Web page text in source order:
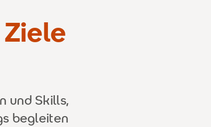
und Skills,
begleiten